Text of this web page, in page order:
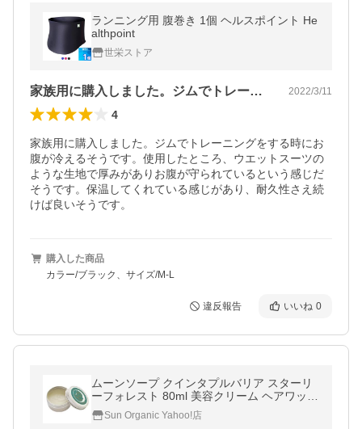
ランニング用 腹巻き 1個 ヘルスポイント He
althpoint
世栄ストア
家族用に購入しました。ジムでトレーニン… 2022/3/11
4
家族用に購入しました。ジムでトレーニングをする時にお
腹が冷えるそうです。使用したところ、ウエットスーツの
ような生地で厚みがありお腹が守られているという感じだ
そうです。保温してくれている感じがあり、耐久性さえ続
けば良いそうです。
購入した商品
カラー/ブラック、サイズ/M-L
違反報告 いいね 0
ムーンソープ クインタプルバリア スターリ
ーフォレスト 80ml 美容クリーム ヘアワック
ス リップ オーガニック 保湿 乾燥肌 誕生日
ギフト お祝い ホワイトデー
Sun Organic Yahoo!店